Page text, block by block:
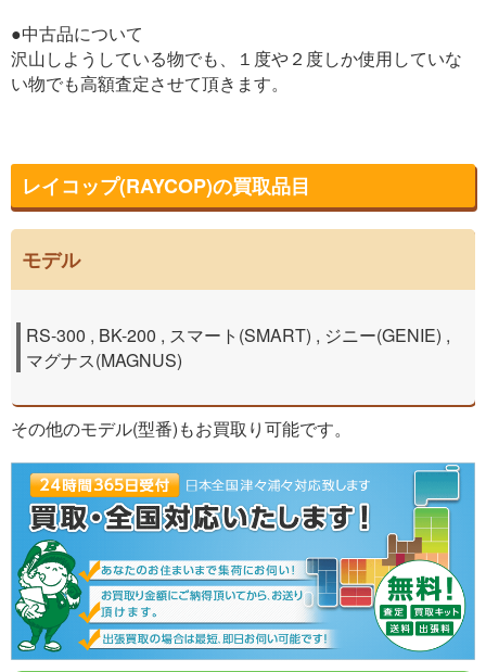
●中古品について
沢山しようしている物でも、１度や２度しか使用していな
い物でも高額査定させて頂きます。
レイコップ(RAYCOP)の買取品目
モデル
RS-300 , BK-200 , スマート(SMART) , ジニー(GENIE) ,
マグナス(MAGNUS)
その他のモデル(型番)もお買取り可能です。